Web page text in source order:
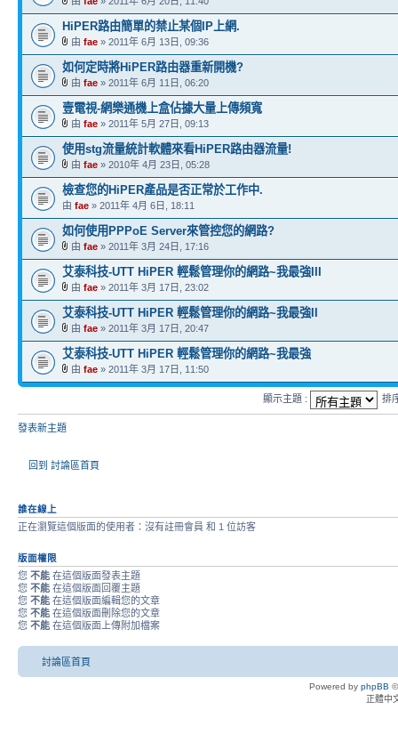
HiPER路由簡單的禁止某個IP上網.
由 fae » 2011年 6月 13日, 09:36
如何定時將HiPER路由器重新開機?
由 fae » 2011年 6月 11日, 06:20
壹電視-網樂通機上盒佔據大量上傳頻寬
由 fae » 2011年 5月 27日, 09:13
使用stg流量統計軟體來看HiPER路由器流量!
由 fae » 2010年 4月 23日, 05:28
檢查您的HiPER產品是否正常於工作中.
由 fae » 2011年 4月 6日, 18:11
如何使用PPPoE Server來管控您的網路?
由 fae » 2011年 3月 24日, 17:16
艾泰科技-UTT HiPER 輕鬆管理你的網路~我最強III
由 fae » 2011年 3月 17日, 23:02
艾泰科技-UTT HiPER 輕鬆管理你的網路~我最強II
由 fae » 2011年 3月 17日, 20:47
艾泰科技-UTT HiPER 輕鬆管理你的網路~我最強
由 fae » 2011年 3月 17日, 11:50
顯示主題 : 排
發表新主題
回到 討論區首頁
誰在線上
正在瀏覽這個版面的使用者：沒有註冊會員 和 1 位訪客
版面權限
您 不能 在這個版面發表主題
您 不能 在這個版面回覆主題
您 不能 在這個版面編輯您的文章
您 不能 在這個版面刪除您的文章
您 不能 在這個版面上傳附加檔案
討論區首頁
Powered by phpBB
正體中